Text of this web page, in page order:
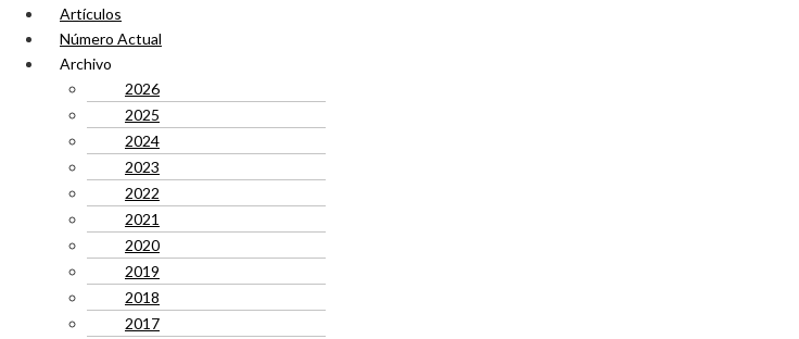
Artículos
Número Actual
Archivo
2026
2025
2024
2023
2022
2021
2020
2019
2018
2017